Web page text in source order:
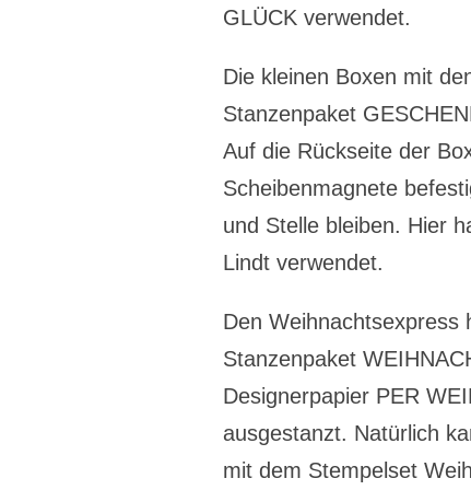
GLÜCK verwendet.
Die kleinen Boxen mit
Stanzenpaket
Auf die Rückseite der
Scheibenmagnete
und Stelle bleiben. Hier
Lindt verwendet.
Den Weihnachtsexpress
Stanzenpaket
Designerpapier PER
ausgestanzt. Natürlich
mit dem Stempelset